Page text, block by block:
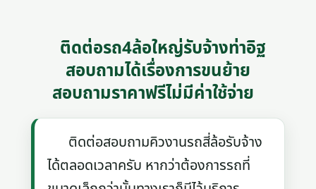
ติดต่อรถ4ล้อใหญ่รับจ้างท่าอิฐ
สอบถามได้เรื่องการขนย้าย
สอบถามราคาฟรีไม่มีค่าใช้จ่าย
ติดต่อสอบถามคิวงานรถสี่ล้อรับจ้าง
ได้ตลอดเวลาครับ หากว่าต้องการรถที่